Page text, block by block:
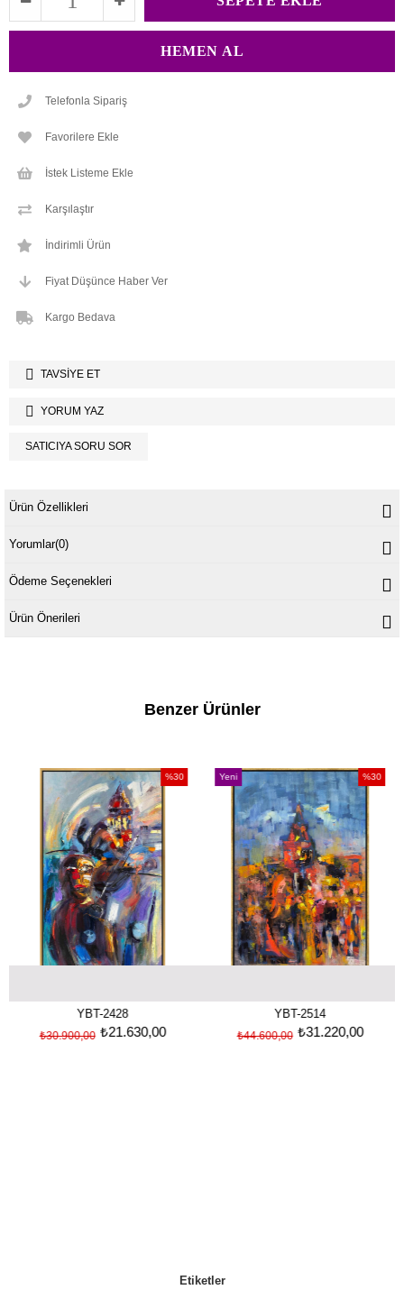
Telefonla Sipariş
Favorilere Ekle
İstek Listeme Ekle
Karşılaştır
İndirimli Ürün
Fiyat Düşünce Haber Ver
Kargo Bedava
TAVSIYE ET
YORUM YAZ
SATICIYA SORU SOR
Ürün Özellikleri
Yorumlar(0)
Ödeme Seçenekleri
Ürün Önerileri
Benzer Ürünler
₺21.630,00
%30
İndirim
%30İndirim
₺31.220,00
%30
İndirim
%30İndirim
Yeni
Ürün
Yeni
Ürün
Etiketler